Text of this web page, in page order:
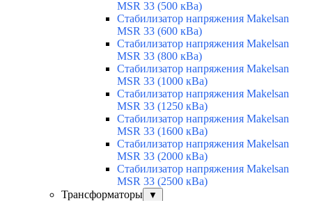
MSR 33 (500 кВа)
Стабилизатор напряжения Makelsan
MSR 33 (600 кВа)
Стабилизатор напряжения Makelsan
MSR 33 (800 кВа)
Стабилизатор напряжения Makelsan
MSR 33 (1000 кВа)
Стабилизатор напряжения Makelsan
MSR 33 (1250 кВа)
Стабилизатор напряжения Makelsan
MSR 33 (1600 кВа)
Стабилизатор напряжения Makelsan
MSR 33 (2000 кВа)
Стабилизатор напряжения Makelsan
MSR 33 (2500 кВа)
Трансформаторы
▼